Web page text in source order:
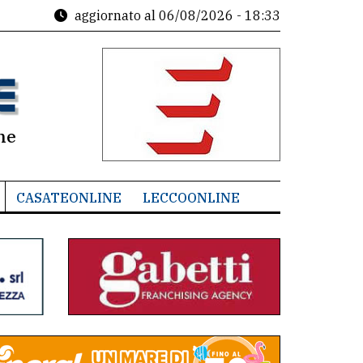
aggiornato al 06/08/2026 - 18:33
CASATEONLINE LECCOONLINE